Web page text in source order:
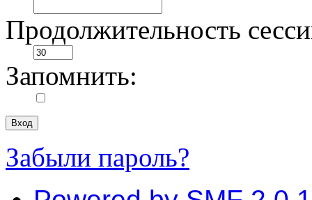
Продолжительность
Запомнить:
Забыли пароль?